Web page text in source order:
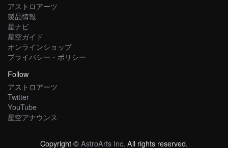
アストロアーツ
製品情報
星ナビ
星空ガイド
オンラインショップ
プライバシー・ポリシー
Follow
アストロアーツ
Twitter
YouTube
星空アナウンス
Copyright ©AstroArts Inc. All rights reserved.